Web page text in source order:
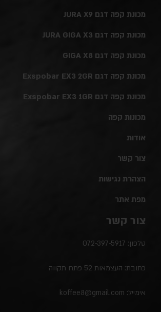
מכונת קפה דגם JURA X9
מכונת קפה דגם JURA GIGA X3
מכונת קפה דגם GIGA X8
מכונת קפה דגם Exspobar EX3 2GR
מכונת קפה דגם Exspobar EX3 1GR
מכונות קפה
אודות
צור קשר
הצהרת נגישות
מפת אתר
צור קשר
טלפון: 072-397-5917
כתובת: העצמאות 52 פתח תקווה
אימייל: koffee8@gmail.com